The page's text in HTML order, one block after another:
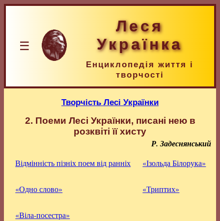
☰
Леся
Українка
Енциклопедія життя і
творчості
Творчість Лесі Українки
2. Поеми Лесі Українки, писані нею в
розквіті її хисту
Р. Задеснянський
Відмінність пізніх поем від ранніх
«Одно слово»
«Віла-посестра»
«Ізольда Білорука»
«Триптих»